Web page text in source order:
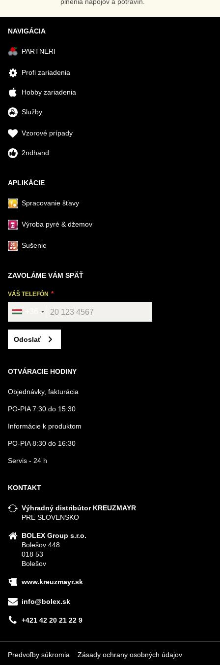
NAVIGÁCIA
PARTNERI
Profi zariadenia
Hobby zariadenia
Služby
Vzorové prípady
2ndhand
APLIKÁCIE
Spracovanie šťavy
Výroba pyré & džemov
Sušenie
ZAVOLÁME VÁM SPÄŤ
VÁŠ TELEFÓN
Odoslať
OTVÁRACIE HODINY
Objednávky, fakturácia
PO-PIA 7:30 do 15:30
Informácie k produktom
PO-PIA 8:30 do 16:30
Servis - 24 h
KONTAKT
Výhradný distribútor KREUZMAYR
PRE SLOVENSKO
BOLEX Group s.r.o.
Bolešov 448
018 53
Bolešov
www.kreuzmayr.sk
info@bolex.sk
+421 42 20 21 22 9
Predvoľby súkromia Zásady ochrany osobných údajov